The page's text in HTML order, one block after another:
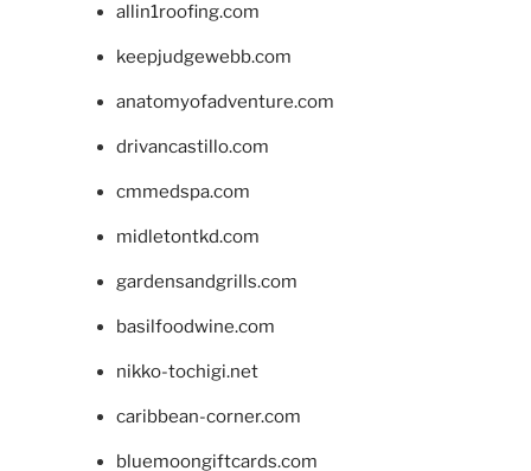
allin1roofing.com
keepjudgewebb.com
anatomyofadventure.com
drivancastillo.com
cmmedspa.com
midletontkd.com
gardensandgrills.com
basilfoodwine.com
nikko-tochigi.net
caribbean-corner.com
bluemoongiftcards.com